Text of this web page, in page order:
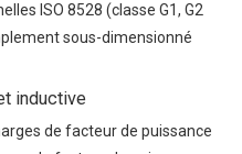
ISO 8528 (classe G1, G2
sous-dimensionné
inductive
de facteur de puissance